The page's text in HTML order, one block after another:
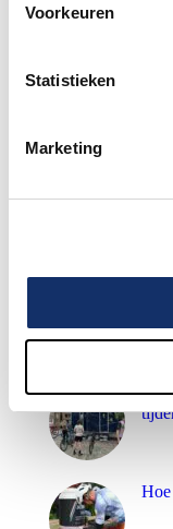
Voorkeuren
Statistieken
Marketing
Limburgs